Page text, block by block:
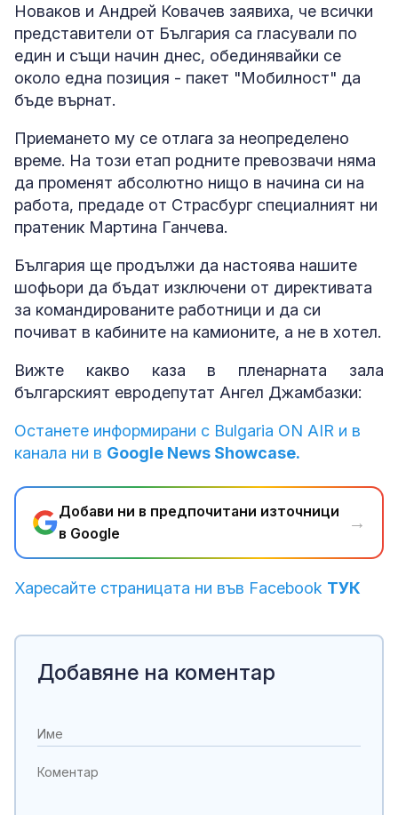
Новаков и Андрей Ковачев заявиха, че всички
представители от България са гласували по
един и същи начин днес, обединявайки се
около една позиция - пакет "Мобилност" да
бъде върнат.
Приемането му се отлага за неопределено
време. На този етап родните превозвачи няма
да променят абсолютно нищо в начина си на
работа, предаде от Страсбург специалният ни
пратеник Мартина Ганчева.
България ще продължи да настоява нашите
шофьори да бъдат изключени от директивата
за командированите работници и да си
почиват в кабините на камионите, а не в хотел.
Вижте какво каза в пленарната зала
българският евродепутат Ангел Джамбазки:
Останете информирани с Bulgaria ON AIR и в
канала ни в Google News Showcase.
Добави ни в предпочитани източници
в Google
→
Харесайте страницата ни във Facebook ТУК
Добавяне на коментар